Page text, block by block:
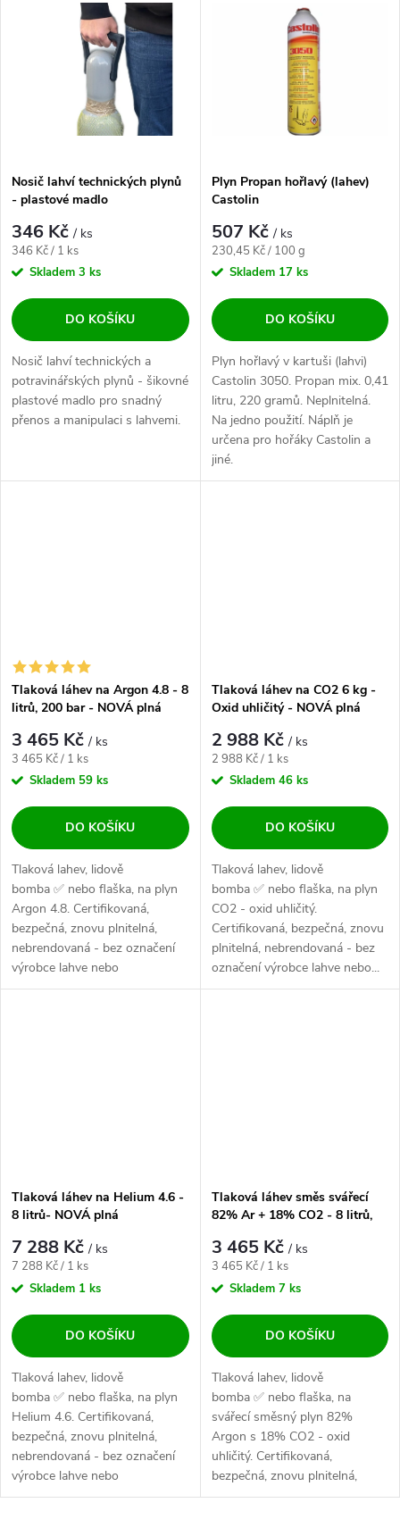
Nosič lahví technických plynů
- plastové madlo
346 Kč/ ks
Měrná cena:
346 Kč / 1 ks
Skladem 3 ks
DO KOŠÍKU
Nosič lahví technických a
potravinářských plynů - šikovné
plastové madlo pro snadný
přenos a manipulaci s lahvemi.
Plyn Propan hořlavý (lahev)
Castolin
507 Kč/ ks
Měrná cena:
230,45 Kč / 100 g
Skladem 17 ks
DO KOŠÍKU
Plyn hořlavý v kartuši (lahvi)
Castolin 3050. Propan mix. 0,41
litru, 220 gramů. Neplnitelná.
Na jedno použití. Náplň je
určena pro hořáky Castolin a
jiné.
Tlaková láhev na Argon 4.8 - 8
litrů, 200 bar - NOVÁ plná
3 465 Kč/ ks
Měrná cena:
3 465 Kč / 1 ks
Skladem 59 ks
DO KOŠÍKU
Tlaková lahev, lidově
bomba ✅ nebo flaška, na plyn
Argon 4.8. Certifikovaná,
bezpečná, znovu plnitelná,
nebrendovaná - bez označení
výrobce lahve nebo
dodavatele...
Tlaková láhev na CO2 6 kg -
Oxid uhličitý - NOVÁ plná
2 988 Kč/ ks
Měrná cena:
2 988 Kč / 1 ks
Skladem 46 ks
DO KOŠÍKU
Tlaková lahev, lidově
bomba ✅ nebo flaška, na plyn
CO2 - oxid uhličitý.
Certifikovaná, bezpečná, znovu
plnitelná, nebrendovaná - bez
označení výrobce lahve nebo...
Tlaková láhev na Helium 4.6 -
8 litrů- NOVÁ plná
7 288 Kč/ ks
Měrná cena:
7 288 Kč / 1 ks
Skladem 1 ks
DO KOŠÍKU
Tlaková lahev, lidově
bomba ✅ nebo flaška, na plyn
Helium 4.6. Certifikovaná,
bezpečná, znovu plnitelná,
nebrendovaná - bez označení
výrobce lahve nebo
dodavatele...
Tlaková láhev směs svářecí
82% Ar + 18% CO2 - 8 litrů,
3 465 Kč/ ks
Měrná cena:
3 465 Kč / 1 ks
Skladem 7 ks
DO KOŠÍKU
Tlaková lahev, lidově
bomba ✅ nebo flaška, na
svářecí směsný plyn 82%
Argon s 18% CO2 - oxid
uhličitý. Certifikovaná,
bezpečná, znovu plnitelná,
nebrendovaná - bez...